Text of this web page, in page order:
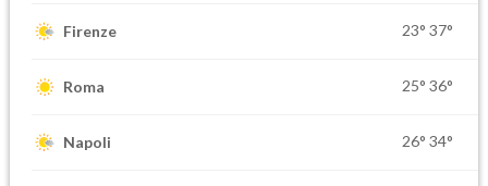
Firenze 23° 37°
Roma 25° 36°
Napoli 26° 34°